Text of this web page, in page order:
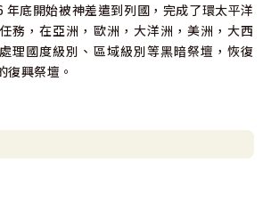
年底開始被神差遣到列國，完成了環太平洋
務，在亞洲，歐洲，大洋洲，美洲，大西
理國度級別、區域級別等黑暗祭壇，恢復
復興祭壇。